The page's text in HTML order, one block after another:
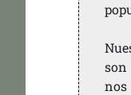
son
nos